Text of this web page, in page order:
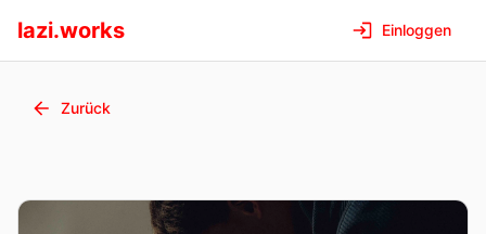
lazi.works Einloggen
Zurück